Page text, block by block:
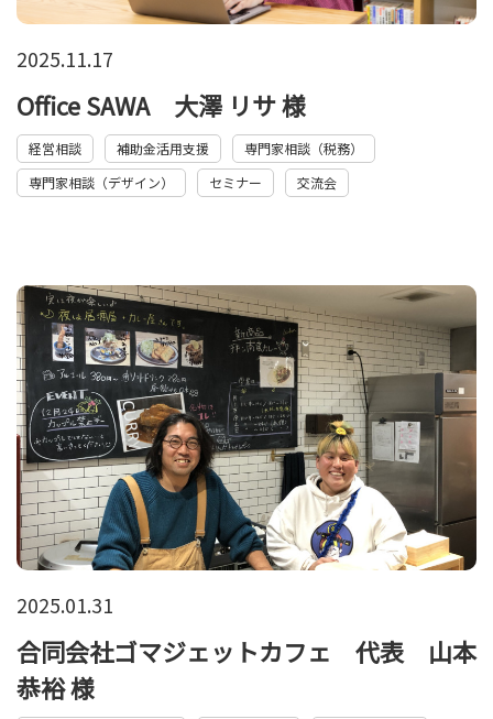
Office SAWA 大澤 リサ 様
2025.11.17
経営相談 補助金活用支援
専門家相談（税務）
専門家相談（デザイン）
セミナー 交流会
合同会社ゴマジェットカフェ 代表 山本
恭裕 様
2025.01.31